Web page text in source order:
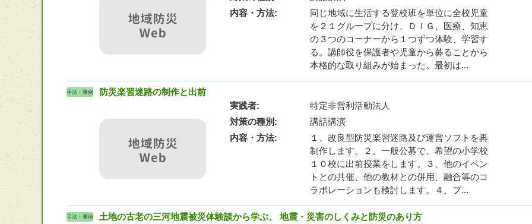
内容・方法
同じ地域に生活する登校班を単位に全校児童
を２１グループに分け、ＤＩＧ、医療、知恵
の３つのコーナーから１つずつ体験、学習す
る。講師役を保護者や児童から募ることから
本格的な取り組みが始まった。最初は...
手法・事例
防災楽習迷路の制作と出前
実践者
特定非営利活動法人
対策の種別
講話講演
内容・方法
１、改良型防災楽習迷路及び運営ソフトを再
制作します。２、一般公募で、希望の小学校
１０校に出前授業をします。３、他のイベン
トとの共催、他の教材との併用、融合等のコ
ラボレーションも検討します。４、プ...
手法・事例 土地の古老の三河地震被災体験談から学ぶ、 地震・災害のしくみと防災のあり方